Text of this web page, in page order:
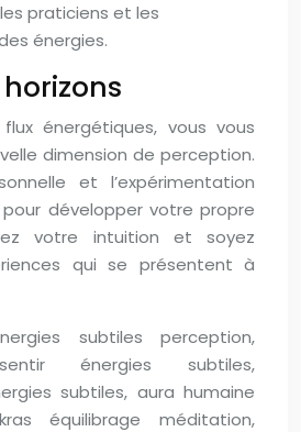
praticiens et les
énergies.
énergétiques, vous vous
dimension de perception.
et l’expérimentation
développer votre propre
votre intuition et soyez
qui se présentent à
subtiles perception,
énergies subtiles,
subtiles, aura humaine
équilibrage méditation,